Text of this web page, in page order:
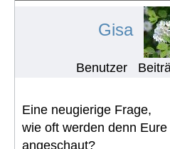
Gisa
Benutzer
Eine neugierige Frage,
wie oft werden denn
angeschaut?